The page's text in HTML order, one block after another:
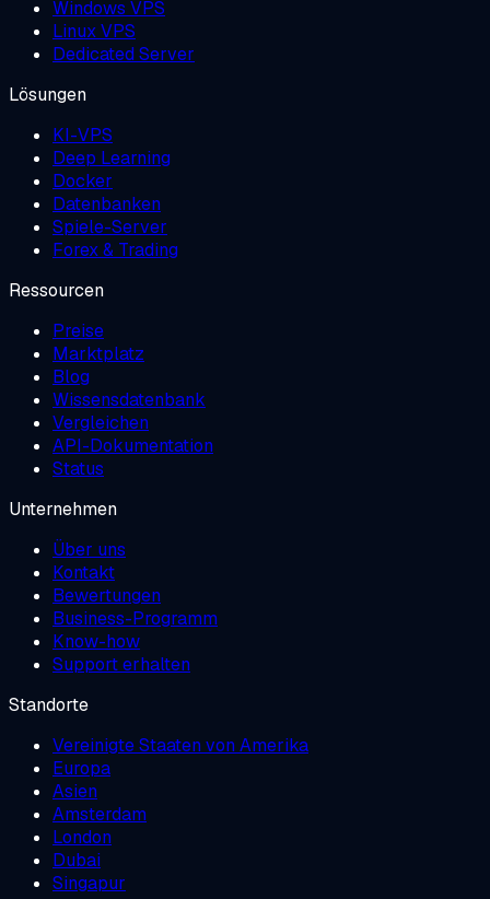
Windows VPS
Linux VPS
Dedicated Server
Lösungen
KI-VPS
Deep Learning
Docker
Datenbanken
Spiele-Server
Forex & Trading
Ressourcen
Preise
Marktplatz
Blog
Wissensdatenbank
Vergleichen
API-Dokumentation
Status
Unternehmen
Über uns
Kontakt
Bewertungen
Business-Programm
Know-how
Support erhalten
Standorte
Vereinigte Staaten von Amerika
Europa
Asien
Amsterdam
London
Dubai
Singapur